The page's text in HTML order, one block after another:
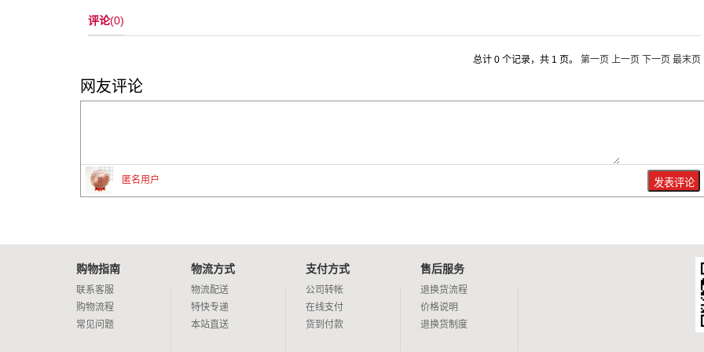
评论(0)
总计 0 个记录，共 1 页。 第一页 上一页 下一页 最末页
网友评论
匿名用户
购物指南
联系客服
购物流程
常见问题
物流方式
物流配送
特快专递
本站直送
支付方式
公司转帐
在线支付
货到付款
售后服务
退换货流程
价格说明
退换货制度